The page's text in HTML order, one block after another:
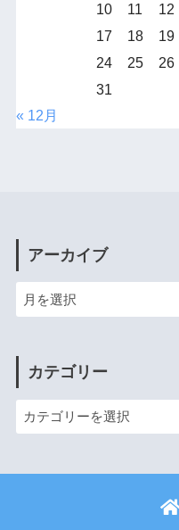
10
11 12
17
18 19
24
25 26
31
« 12月
アーカイブ
カテゴリー